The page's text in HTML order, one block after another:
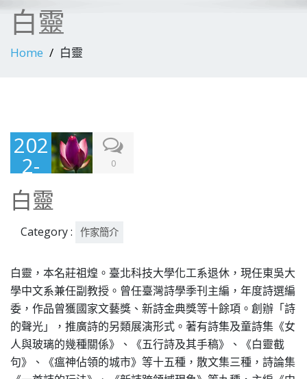
白靈
Home 白靈
202
2-
07-
29
0
白靈
Category : 作家簡介
白靈，本名莊祖煌。臺北科技大學化工系退休，現任東吳大
學中文系兼任副教授。曾任臺灣詩學季刊主編，年度詩選編
委，作品曾獲國家文藝獎、新詩金典獎等十餘項。創辦「詩
的聲光」，推廣詩的另類展演形式。著有詩集及童詩集《女
人與玻璃的幾種關係》、《五行詩及其手稿》、《白靈截
句》、《瘟神佔領的城市》等十五種，散文集三種，詩論集